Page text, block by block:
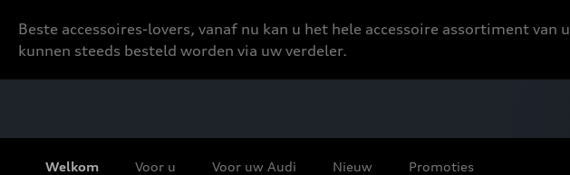
Beste accessoires-lovers, vanaf nu kan u het hele accessoire assortiment
kunnen steeds besteld worden via uw verdeler.
Welkom Voor u Voor uw Audi Nieuw Promoties